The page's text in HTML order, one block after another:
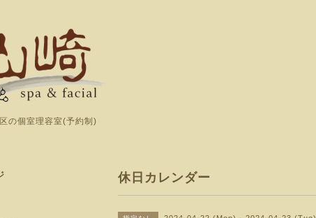
の個室理容室(予約制)
休日カレンダー